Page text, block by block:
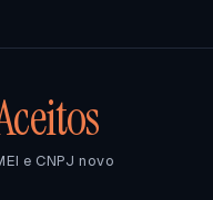
e CNPJ novo